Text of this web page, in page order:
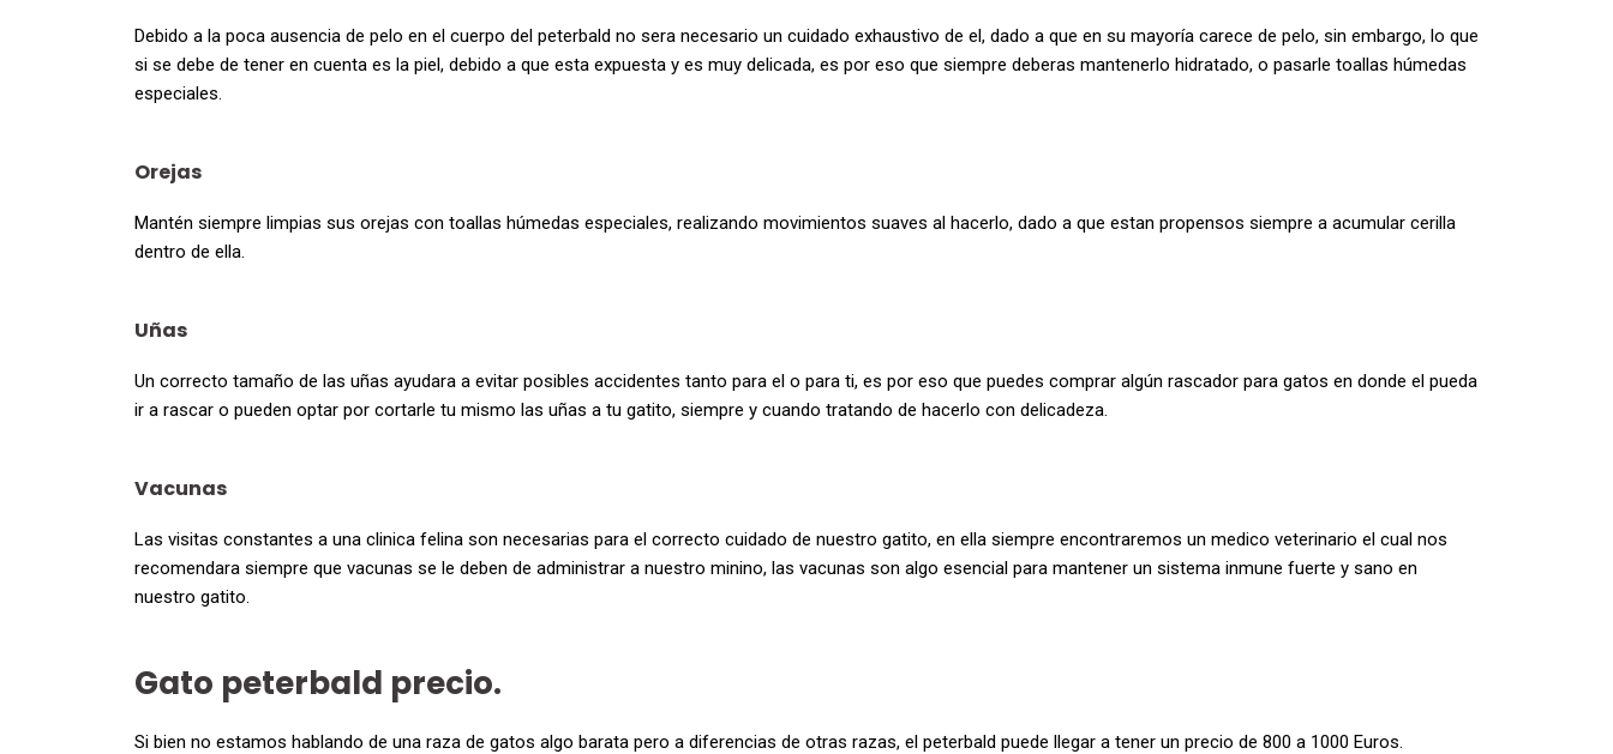
Debido a la poca ausencia de pelo en el cuerpo del peterbald no sera necesario un cuidado exhaustivo de el, dado a que en su mayoría carece de pelo, sin embargo, lo que
si se debe de tener en cuenta es la piel, debido a que esta expuesta y es muy delicada, es por eso que siempre deberas mantenerlo hidratado, o pasarle toallas húmedas
especiales.
Orejas
Mantén siempre limpias sus orejas con toallas húmedas especiales, realizando movimientos suaves al hacerlo, dado a que estan propensos siempre a acumular cerilla
dentro de ella.
Uñas
Un correcto tamaño de las uñas ayudara a evitar posibles accidentes tanto para el o para ti, es por eso que puedes comprar algún rascador para gatos en donde el pueda
ir a rascar o pueden optar por cortarle tu mismo las uñas a tu gatito, siempre y cuando tratando de hacerlo con delicadeza.
Vacunas
Las visitas constantes a una clinica felina son necesarias para el correcto cuidado de nuestro gatito, en ella siempre encontraremos un medico veterinario el cual nos
recomendara siempre que vacunas se le deben de administrar a nuestro minino, las vacunas son algo esencial para mantener un sistema inmune fuerte y sano en
nuestro gatito.
Gato peterbald precio.
Si bien no estamos hablando de una raza de gatos algo barata pero a diferencias de otras razas, el peterbald puede llegar a tener un precio de 800 a 1000 Euros.